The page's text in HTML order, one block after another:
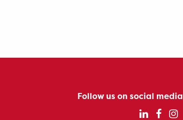
Follow us on social media